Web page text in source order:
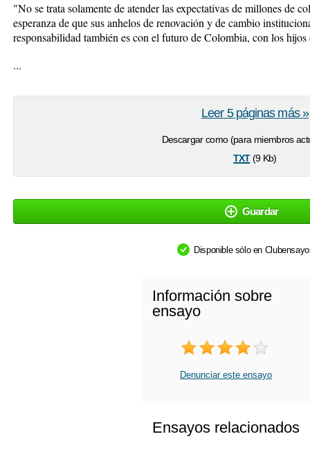
"No se trata solamente de atender las expectativas de millones de
esperanza de que sus anhelos de renovación y de cambio
responsabilidad también es con el futuro de Colombia, con los
...
Descargar como (para miembros
txt(9 Kb)
Leer 5 páginas más »
Guardar
Disponible sólo en
Información sobre
ensayo
Denunciar este ensayo
Ensayos relacionados